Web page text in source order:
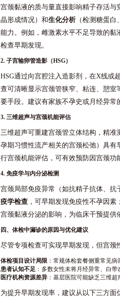
宫颈黏液的质与量直接影响精子存活与
晶形成情况）和生化分析（检测糖蛋白
能力。例如，雌激素水平不足导致的
检查早期发现。
2. 子宫输卵管造影（HSG）
HSG通过向宫腔注入造影剂，在X线或
查可清晰显示宫颈管狭窄、粘连、憩
要手段。建议有家族不孕史或月经异常
3. 三维超声与宫颈机能评估
三维超声可重建宫颈管立体结构，精
孕期习惯性流产相关的宫颈松弛）具
行宫颈机能评估，可有效预防因宫颈功
4. 免疫学与内分泌检测
宫颈局部免疫异常（如抗精子抗体、
疫学检查，可早期发现免疫性不孕因素
宫颈黏液分泌的影响，为临床干预提供
四、体检中漏诊的原因与优化建议
尽管专项检查可实现早期发现，但宫颈
体检项目设计局限：常规体检套餐侧重常见病
患者认知不足：多数女性未将月经异常、白带
医疗机构资源差异：基层医院可能缺乏三维超
为提升早期发现率，建议从以下三方面